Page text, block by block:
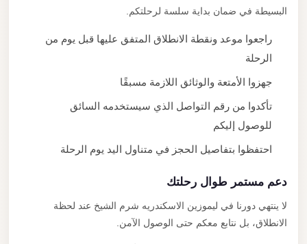
البسيطة في ضمان بداية سلسة لرحلتكم.
راجعوا موعد ونقطة الانطلاق المتفق عليها قبل يوم من
الرحلة
جهزوا الأمتعة والوثائق اللازمة مسبقًا
تأكدوا من رقم التواصل الذي سيستخدمه السائق
للوصول إليكم
احتفظوا بتفاصيل الحجز في متناول اليد يوم الرحلة
دعم مستمر طوال رحلتك
لا ينتهي دورنا في ليموزين الاسكندريه شرم الشيخ عند لحظة
الانطلاق، بل نتابع معكم حتى الوصول الآمن.